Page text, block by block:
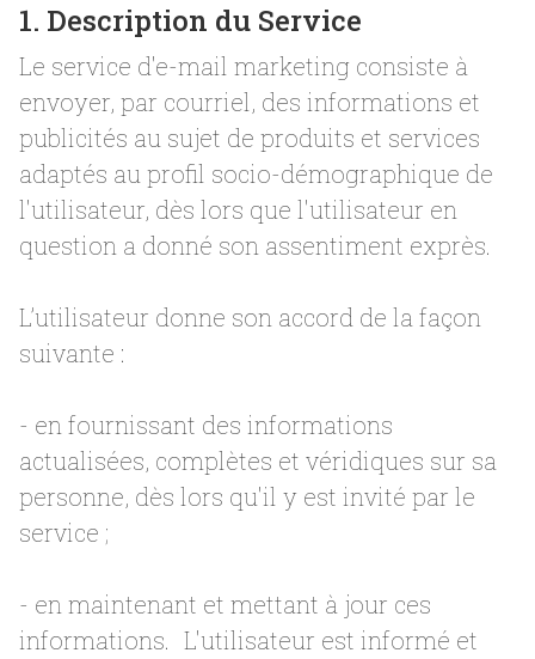
1. Description du Service
Le service d'e-mail marketing consiste à
envoyer, par courriel, des informations et
publicités au sujet de produits et services
adaptés au profil socio-démographique de
l'utilisateur, dès lors que l'utilisateur en
question a donné son assentiment exprès.
L’utilisateur donne son accord de la façon
suivante :
- en fournissant des informations
actualisées, complètes et véridiques sur sa
personne, dès lors qu'il y est invité par le
service ;
- en maintenant et mettant à jour ces
informations. L'utilisateur est informé et